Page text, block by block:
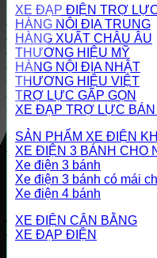
XE ĐẠP ĐIỆN TRỢ
HÀNG NỘI ĐỊA TRUNG
HÀNG XUẤT CHÂU ÂU
THƯƠNG HIỆU MỸ
HÀNG NỘI ĐỊA NHẬT
THƯƠNG HIỆU VIỆT
TRỢ LỰC GẤP GỌN
XE ĐẠP TRỢ LỰC
SẢN PHẨM XE ĐIỆN
XE ĐIỆN 3 BÁNH CHO
Xe điện 3 bánh
Xe điện 3 bánh có mái
Xe điện 4 bánh
XE ĐIỆN CÂN BẰNG
XE ĐẠP ĐIỆN